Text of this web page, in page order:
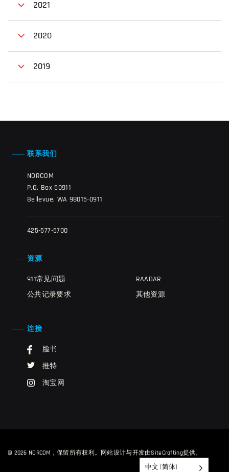
2021
2020
2019
联系我们
NORCOM
P.O. Box 50911
Bellevue, WA 98015-0911
425-577-5700
资源
911常见问题
公共记录要求
RAADAR
其他资源
连接
脸书
推特
淘宝网
© 2026 NORCOM，保留所有权利。 网站设计与开发由SiteCrafting提供。
中文 (简体)